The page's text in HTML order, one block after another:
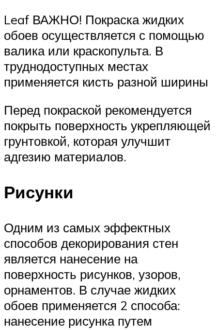
Leaf ВАЖНО! Покраска жидких
обоев осуществляется с помощью
валика или краскопульта. В
труднодоступных местах
применяется кисть разной ширины
Перед покраской рекомендуется
покрыть поверхность укрепляющей
грунтовкой, которая улучшит
адгезию материалов.
Рисунки
Одним из самых эффектных
способов декорирования стен
является нанесение на
поверхность рисунков, узоров,
орнаментов. В случае жидких
обоев применяется 2 способа:
нанесение рисунка путем